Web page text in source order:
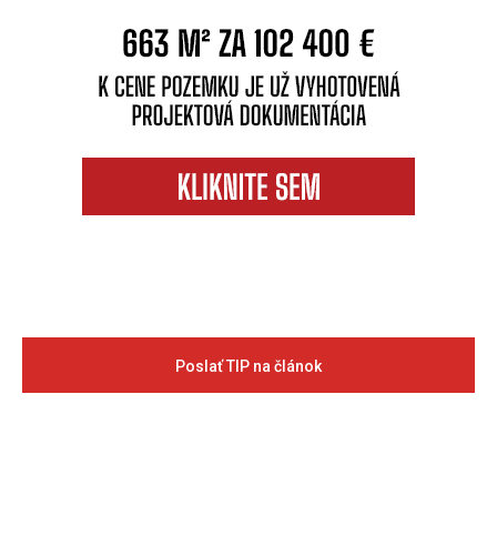
Poslať TIP na článok